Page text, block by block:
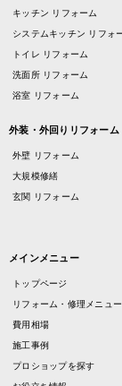
キッチン リフォーム
システムキッチン リフォ
トイレ リフォーム
洗面所 リフォーム
浴室 リフォーム
外装・外回りリフォーム
外壁 リフォーム
大規模修繕
玄関 リフォーム
メインメニュー
トップページ
リフォーム・修理メニュー
費用相場
施工事例
プロショップを探す